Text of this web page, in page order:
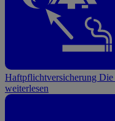
Haftpflichtversicherung Die
weiterlesen